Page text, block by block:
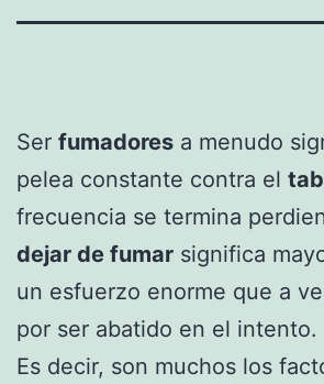
Ser fumadores a menudo
pelea constante contra el
frecuencia se termina
dejar de fumar significa
un esfuerzo enorme que a
por ser abatido en el intento.
Es decir, son muchos los